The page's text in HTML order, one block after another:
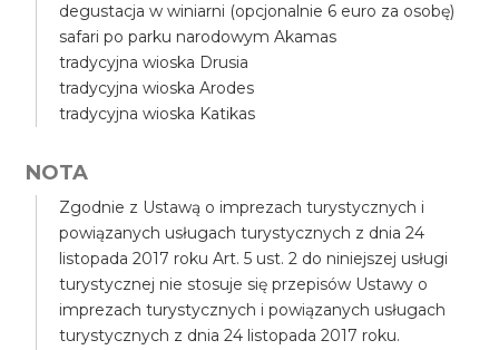
degustacja w winiarni (opcjonalnie 6 euro za osobę)
safari po parku narodowym Akamas
tradycyjna wioska Drusia
tradycyjna wioska Arodes
tradycyjna wioska Katikas
NOTA
Zgodnie z Ustawą o imprezach turystycznych i
powiązanych usługach turystycznych z dnia 24
listopada 2017 roku Art. 5 ust. 2 do niniejszej usługi
turystycznej nie stosuje się przepisów Ustawy o
imprezach turystycznych i powiązanych usługach
turystycznych z dnia 24 listopada 2017 roku.